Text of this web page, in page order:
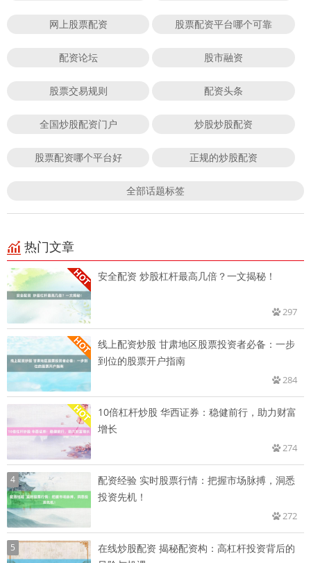
网上股票配资 股票配资平台哪个可靠
配资论坛 股市融资
股票交易规则 配资头条
全国炒股配资门户 炒股炒股配资
股票配资哪个平台好 正规的炒股配资
全部话题标签
热门文章
安全配资 炒股杠杆最高几倍？一文揭秘！
297
线上配资炒股 甘肃地区股票投资者必备：一步
到位的股票开户指南
284
10倍杠杆炒股 华西证券：稳健前行，助力财富
增长
274
4
配资经验 实时股票行情：把握市场脉搏，洞悉
投资先机！
272
5
在线炒股配资 揭秘配资构：高杠杆投资背后的